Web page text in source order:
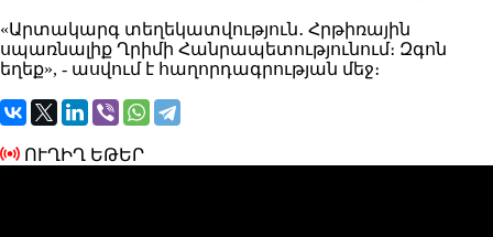
«Արտակարգ տեղեկատվություն․ Հրթիռային
սպառնալիք Ղրիմի Հանրապետությունում։ Զգոն
եղեք», - ասվում է հաղորդագրության մեջ։
ՈՒՂԻՂ ԵԹԵՐ